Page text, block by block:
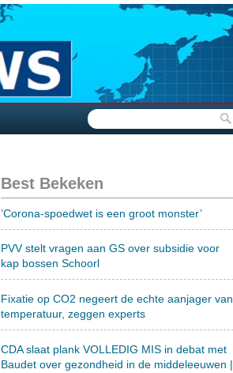
Best Bekeken
’Corona-spoedwet is een groot monster’
PVV stelt vragen aan GS over subsidie voor
kap bossen Schoorl
Fixatie op CO2 negeert de echte aanjager van
temperatuur, zeggen experts
CDA slaat plank VOLLEDIG MIS in debat met
Baudet over gezondheid in de middeleeuwen |